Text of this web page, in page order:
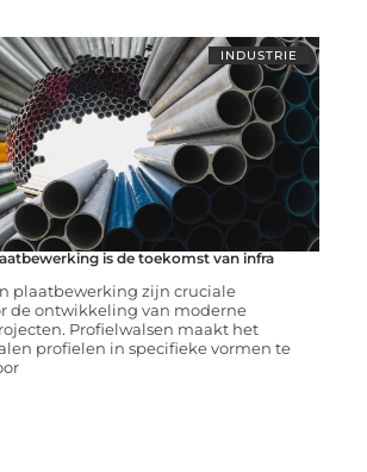
INDUSTRIE
is de toekomst van infra
plaatbewerking zijn cruciale
de ontwikkeling van moderne
Profielwalsen maakt het
profielen in specifieke vormen te